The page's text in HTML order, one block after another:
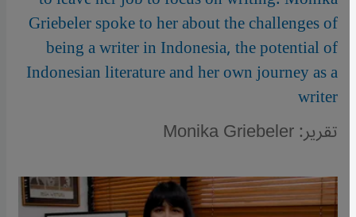
Griebeler spoke to her about the challenges of
being a writer in Indonesia, the potential of
Indonesian literature and her own journey as a
writer
تقرير: Monika Griebeler